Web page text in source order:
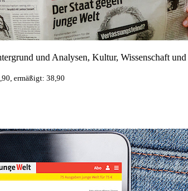
und Analysen, Kultur, Wissenschaft
ermäßigt: 38,90